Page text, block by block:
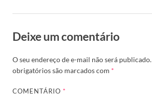
Deixe um comentário
O seu endereço de e-mail não será publicado.
obrigatórios são marcados com *
COMENTÁRIO*